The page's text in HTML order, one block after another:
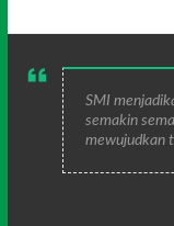
SMI
semakin
mewujudkan